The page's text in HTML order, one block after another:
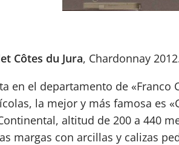
Côtes du Jura, Chardonnay
en el departamento de
la mejor y más famosa es
altitud de 200 a 440
margas con arcillas y calizas